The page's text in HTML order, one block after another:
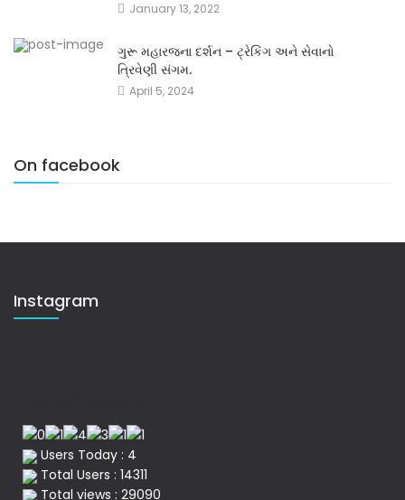
January 13, 2022
ગુરૂ મહારજના દર્શન – ટ્રેકિંગ અને સેવાનો
ત્રિવેણી સંગમ.
April 5, 2024
On facebook
Instagram
Users Today : 4
Total Users : 14311
Total views : 29090